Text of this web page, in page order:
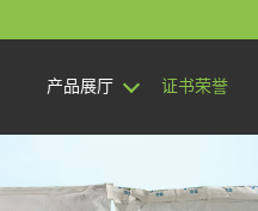
产品展厅 证书荣誉